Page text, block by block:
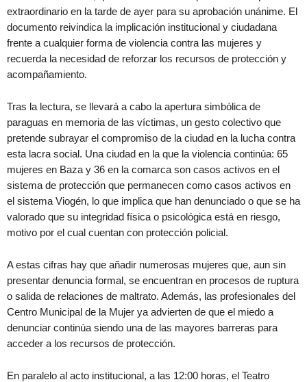
extraordinario en la tarde de ayer para su aprobación unánime. El
documento reivindica la implicación institucional y ciudadana
frente a cualquier forma de violencia contra las mujeres y
recuerda la necesidad de reforzar los recursos de protección y
acompañamiento.
Tras la lectura, se llevará a cabo la apertura simbólica de
paraguas en memoria de las víctimas, un gesto colectivo que
pretende subrayar el compromiso de la ciudad en la lucha contra
esta lacra social. Una ciudad en la que la violencia continúa: 65
mujeres en Baza y 36 en la comarca son casos activos en el
sistema de protección que permanecen como casos activos en
el sistema Viogén, lo que implica que han denunciado o que se ha
valorado que su integridad física o psicológica está en riesgo,
motivo por el cual cuentan con protección policial.
A estas cifras hay que añadir numerosas mujeres que, aun sin
presentar denuncia formal, se encuentran en procesos de ruptura
o salida de relaciones de maltrato. Además, las profesionales del
Centro Municipal de la Mujer ya advierten de que el miedo a
denunciar continúa siendo una de las mayores barreras para
acceder a los recursos de protección.
En paralelo al acto institucional, a las 12:00 horas, el Teatro